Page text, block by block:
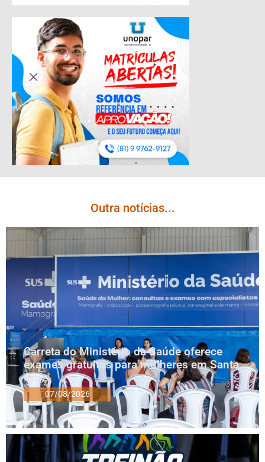
Outra notícias...
Carreta do Ministério da Saúde oferece
exames gratuitos para mulheres em Santa
Cruz
07/08/2026